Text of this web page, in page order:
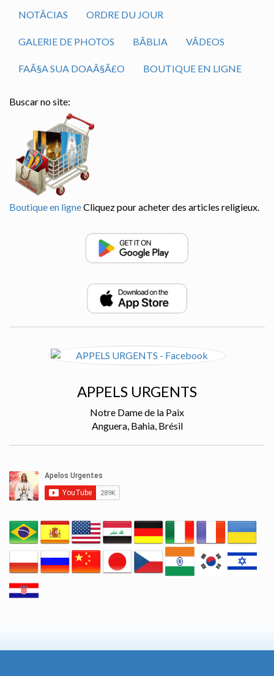
NOTÃ­CIAS ORDRE DU JOUR
GALERIE DE PHOTOS BÃ­BLIA VÃ­DEOS
FAÃ§A SUA DOAÃ§Ã£O BOUTIQUE EN LIGNE
Buscar no site:
Boutique en ligneCliquez pour acheter des articles religieux.
APPELS URGENTS
Notre Dame de la Paix
Anguera, Bahia, Brésil